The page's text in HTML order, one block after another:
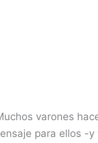
varones
para ellos -